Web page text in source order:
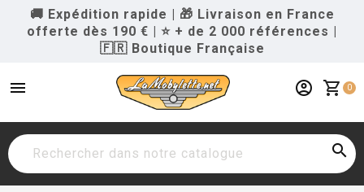
🚚 Expédition rapide | 🎁 Livraison en France
offerte dès 190 € | ⭐ + de 2 000 références |
🇫🇷 Boutique Française
menu shopping_cart 0
account_circle
